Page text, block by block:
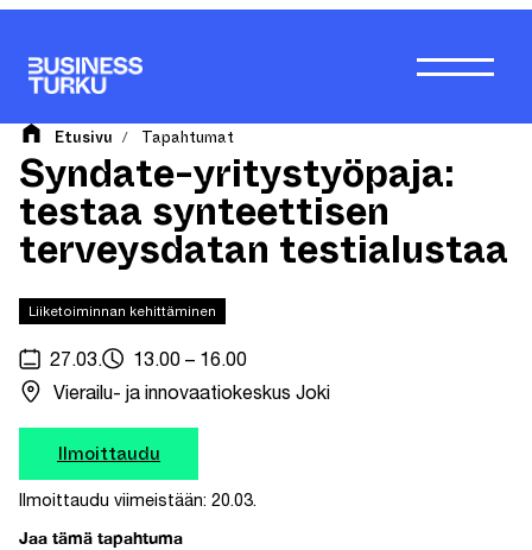
Etusivu / Tapahtumat
Syndate-yritystyöpaja:
testaa synteettisen
terveysdatan testialustaa
Liiketoiminnan kehittäminen
27.03.
13.00 – 16.00
Vierailu- ja innovaatiokeskus Joki
Ilmoittaudu
Ilmoittaudu viimeistään: 20.03.
Jaa tämä tapahtuma